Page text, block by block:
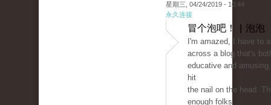
星期三, 04/24/2019 - 10:44
永久连接
冒个泡吧！ | 泡泡
I'm amazed, I have to
across a blog that's
educative and
hit
the nail on the head.
enough folks